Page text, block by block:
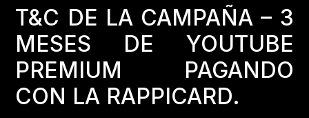
T&C DE LA CAMPAÑA – 3
MESES DE YOUTUBE
PREMIUM PAGANDO
CON LA RAPPICARD.